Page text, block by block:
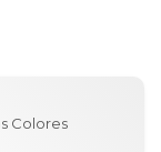
Colores